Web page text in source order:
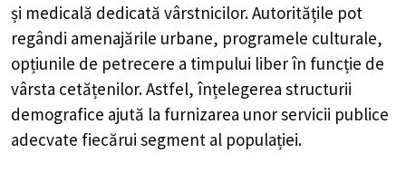
și medicală dedicată vârstnicilor. Autoritățile pot
regândi amenajările urbane, programele culturale,
opțiunile de petrecere a timpului liber în funcție de
vârsta cetățenilor. Astfel, înțelegerea structurii
demografice ajută la furnizarea unor servicii publice
adecvate fiecărui segment al populației.